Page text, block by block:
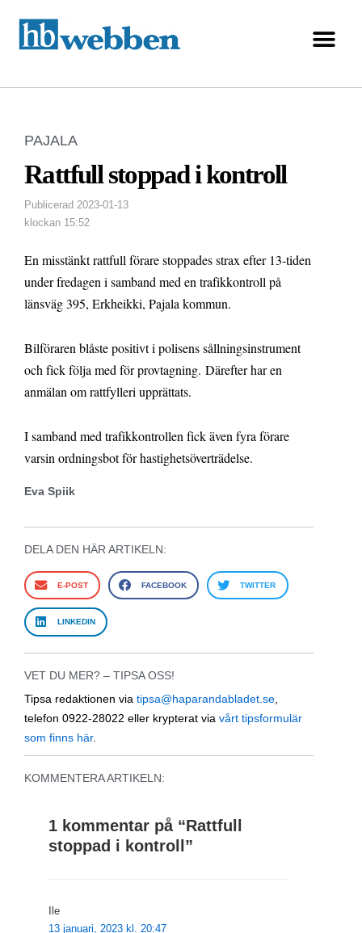
PAJALA
Rattfull stoppad i kontroll
Publicerad 2023-01-13
klockan 15:52
En misstänkt rattfull förare stoppades strax efter 13-tiden
under fredagen i samband med en trafikkontroll på
länsväg 395, Erkheikki, Pajala kommun.
Bilföraren blåste positivt i polisens sållningsinstrument
och fick följa med för provtagning. Därefter har en
anmälan om rattfylleri upprättats.
I samband med trafikkontrollen fick även fyra förare
varsin ordningsbot för hastighetsöverträdelse.
Eva Spiik
DELA DEN HÄR ARTIKELN:
E-POST FACEBOOK TWITTER
LINKEDIN
VET DU MER? – TIPSA OSS!
Tipsa redaktionen via tipsa@haparandabladet.se
telefon 0922-28022 eller krypterat via vårt tipsformulär
som finns här.
KOMMENTERA ARTIKELN:
1 kommentar på “Rattfull
stoppad i kontroll”
Ile
13 januari, 2023 kl. 20:47